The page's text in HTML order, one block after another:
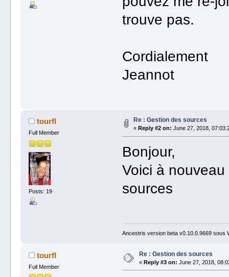
trouve pas.
Cordialement
Jeannot
tourfl
Full Member
Posts: 19
Re : Gestion des sources
« Reply #2 on: June 27, 2018,
Bonjour,
Voici à
sources
Ancestris version beta v0.10.0.9669 sous
tourfl
Full Member
Re : Gestion des sources
« Reply #3 on: June 27, 2018,